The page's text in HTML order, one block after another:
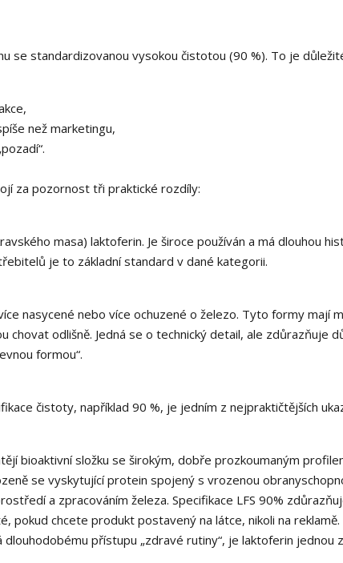
se standardizovanou vysokou čistotou (90 %). To je
než marketingu,
za pozornost tři praktické rozdíly:
masa) laktoferin. Je široce používán a má dlouhou
je to základní standard v dané kategorii.
nasycené nebo více ochuzené o železo. Tyto formy mají
chovat odlišně. Jedná se o technický detail, ale zdůrazňuje
formou“.
čistoty, například 90 %, je jedním z nejpraktičtějších
bioaktivní složku se širokým, dobře prozkoumaným
se vyskytující protein spojený s vrozenou
a zpracováním železa. Specifikace LFS 90%
pokud chcete produkt postavený na látce, nikoli na reklamě.
přístupu „zdravé rutiny“, je laktoferin jednou z